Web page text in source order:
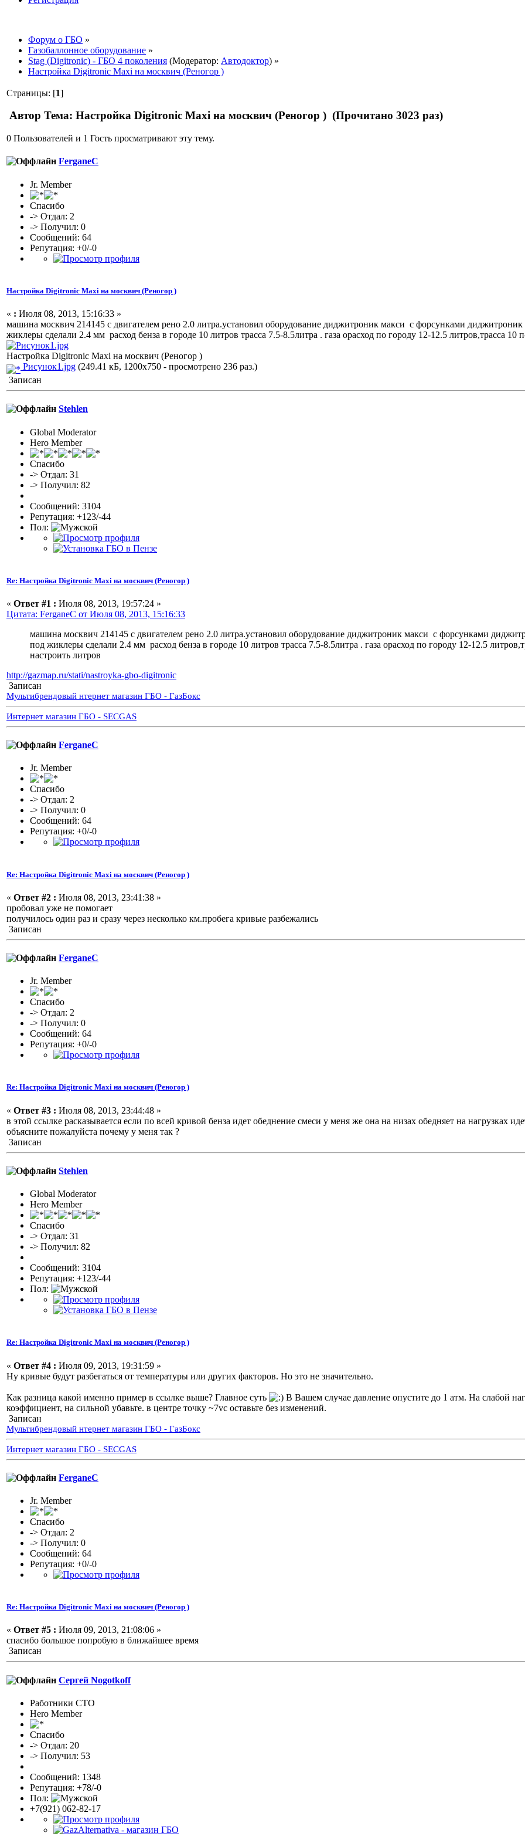
Форум о ГБО »
Газобаллонное оборудование »
Stag (Digitronic) - ГБО 4 поколения (Модератор: Автодоктор) »
Настройка Digitronic Maxi на москвич (Реногор )
Страницы: [1]
Автор Тема: Настройка Digitronic Maxi на москвич (Реногор ) (Прочитано 3023 раз)
0 Пользователей и 1 Гость просматривают эту тему.
FerganeC
Jr. Member
Спасибо
-> Отдал: 2
-> Получил: 0
Сообщений: 64
Репутация: +0/-0
Настройка Digitronic Maxi на москвич (Реногор )
« : Июля 08, 2013, 15:16:33 »
машина москвич 214145 с двигателем рено 2.0 литра.установил оборудование диджитроник макси с форсунками диджитроник
жиклеры сделали 2.4 мм расход бенза в городе 10 литров трасса 7.5-8.5литра . газа орасход по городу 12-12.5 литров,трасса 10
Настройка Digitronic Maxi на москвич (Реногор )
Рисунок1.jpg (249.41 кБ, 1200x750 - просмотрено 236 раз.)
Записан
Stehlen
Global Moderator
Hero Member
Спасибо
-> Отдал: 31
-> Получил: 82
Сообщений: 3104
Репутация: +123/-44
Пол:
Re: Настройка Digitronic Maxi на москвич (Реногор )
« Ответ #1 : Июля 08, 2013, 19:57:24 »
Цитата: FerganeC от Июля 08, 2013, 15:16:33
машина москвич 214145 с двигателем рено 2.0 литра.установил оборудование диджитроник макси с форсунками
под жиклеры сделали 2.4 мм расход бенза в городе 10 литров трасса 7.5-8.5литра . газа орасход по городу 12-12.5
настроить литров
http://gazmap.ru/stati/nastroyka-gbo-digitronic
Записан
Мультибрендовый нтернет магазин ГБО - ГазБокс
Интернет магазин ГБО - SECGAS
FerganeC
Jr. Member
Спасибо
-> Отдал: 2
-> Получил: 0
Сообщений: 64
Репутация: +0/-0
Re: Настройка Digitronic Maxi на москвич (Реногор )
« Ответ #2 : Июля 08, 2013, 23:41:38 »
пробовал уже не помогает
получилось один раз и сразу через несколько км.пробега кривые разбежались
Записан
FerganeC
Jr. Member
Спасибо
-> Отдал: 2
-> Получил: 0
Сообщений: 64
Репутация: +0/-0
Re: Настройка Digitronic Maxi на москвич (Реногор )
« Ответ #3 : Июля 08, 2013, 23:44:48 »
в этой ссылке расказывается если по всей кривой бенза идет обеднение смеси у меня же она на низах обедняет на нагрузках
объясните пожалуйста почему у меня так ?
Записан
Stehlen
Global Moderator
Hero Member
Спасибо
-> Отдал: 31
-> Получил: 82
Сообщений: 3104
Репутация: +123/-44
Пол:
Re: Настройка Digitronic Maxi на москвич (Реногор )
« Ответ #4 : Июля 09, 2013, 19:31:59 »
Ну кривые будут разбегаться от температуры или других факторов. Но это не значительно.
Как разница какой именно пример в ссылке выше? Главное суть
В Вашем случае давление опустите до 1 атм. На слабой
коэффициент, на сильной убавьте. в центре точку ~7vc оставьте без изменений.
Записан
Мультибрендовый нтернет магазин ГБО - ГазБокс
Интернет магазин ГБО - SECGAS
FerganeC
Jr. Member
Спасибо
-> Отдал: 2
-> Получил: 0
Сообщений: 64
Репутация: +0/-0
Re: Настройка Digitronic Maxi на москвич (Реногор )
« Ответ #5 : Июля 09, 2013, 21:08:06 »
спасибо большое попробую в ближайшее время
Записан
Сергей Nogotkoff
Работники СТО
Hero Member
Спасибо
-> Отдал: 20
-> Получил: 53
Сообщений: 1348
Репутация: +78/-0
Пол:
+7(921) 062-82-17